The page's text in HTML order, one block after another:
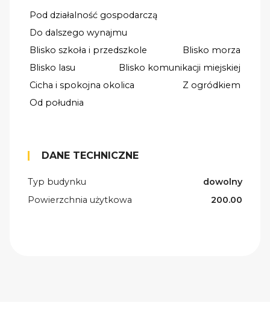
Pod działalność gospodarczą
Do dalszego wynajmu
Blisko szkoła i przedszkole
Blisko morza
Blisko lasu
Blisko komunikacji miejskiej
Cicha i spokojna okolica
Z ogródkiem
Od południa
DANE TECHNICZNE
Typ budynku
dowolny
Powierzchnia użytkowa
200.00